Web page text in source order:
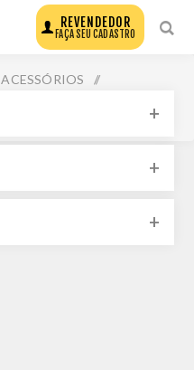
REVENDEDOR
FAÇA SEU CADASTRO
ACESSÓRIOS /